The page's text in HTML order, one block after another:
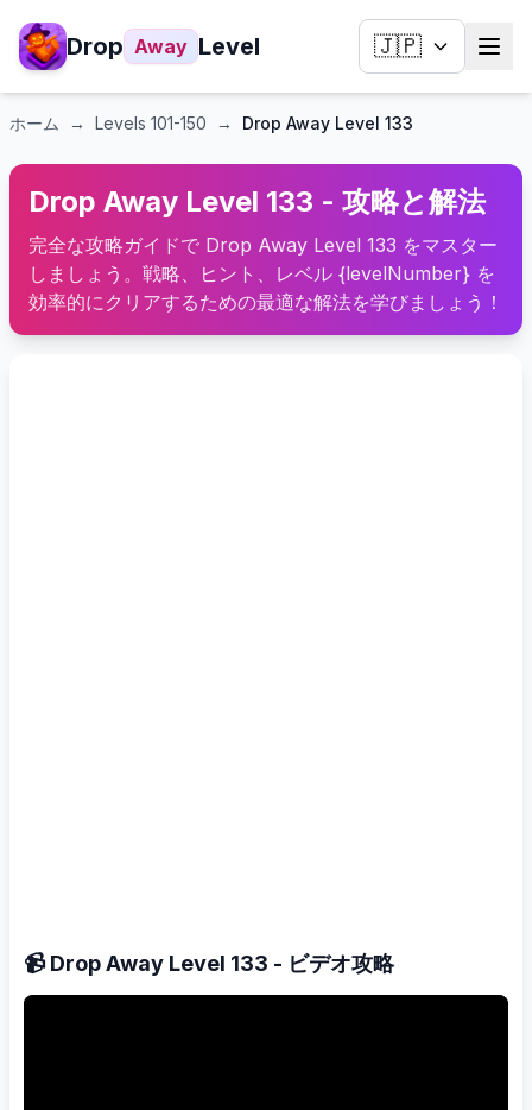
Drop Away Level 🇯🇵
ホーム → Levels 101-150 → Drop Away Level 133
Drop Away Level 133 - 攻略と解法
完全な攻略ガイドで Drop Away Level 133 をマスター
しましょう。戦略、ヒント、レベル {levelNumber} を
効率的にクリアするための最適な解法を学びましょう！
📹 Drop Away Level 133 - ビデオ攻略